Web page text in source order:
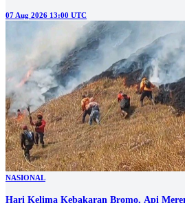
07 Aug 2026 13:00 UTC
NASIONAL
Hari Kelima Kebakaran Bromo, Api